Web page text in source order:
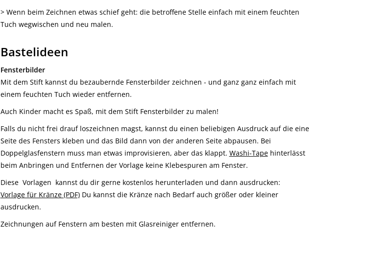
> Wenn beim Zeichnen etwas schief geht: die betroffene Stelle einfach mit einem feuchten
Tuch wegwischen und neu malen.
Bastelideen
Fensterbilder
Mit dem Stift kannst du bezaubernde Fensterbilder zeichnen - und ganz ganz einfach mit
einem feuchten Tuch wieder entfernen.
Auch Kinder macht es Spaß, mit dem Stift Fensterbilder zu malen!
Falls du nicht frei drauf loszeichnen magst, kannst du einen beliebigen Ausdruck auf die eine
Seite des Fensters kleben und das Bild dann von der anderen Seite abpausen. Bei
Doppelglasfenstern muss man etwas improvisieren, aber das klappt. Washi-Tapehinterlässt
beim Anbringen und Entfernen der Vorlage keine Klebespuren am Fenster.
Diese Vorlagen kannst du dir gerne kostenlos herunterladen und dann ausdrucken:
Vorlage für Kränze (PDF)Du kannst die Kränze nach Bedarf auch größer oder kleiner
ausdrucken.
Zeichnungen auf Fenstern am besten mit Glasreiniger entfernen.